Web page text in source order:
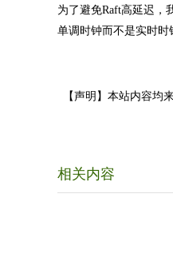
为了避免Raft高延迟，
单调时钟而不是实时时
【声明】本站内容均
相关内容